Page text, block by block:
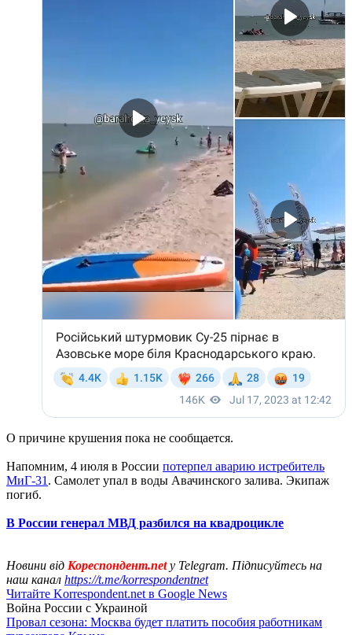
О причине крушения пока не сообщается.
Напомним, 4 июля в России потерпел аварию истребитель
МиГ-31 . Самолет упал в воды Авачинского залива. Экипаж
погиб.
В России генерал МВД разбился на квадроцикле
Новини від Кореспондент.netу Telegram. Підписуйтесь на
наш канал https://t.me/korrespondentnet
Читайте Korrespondent.net в Google News
Война России с Украиной
Провал сезона: Москва будет платить пособия работникам